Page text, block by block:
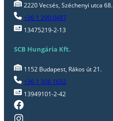
2220 Vecsés, Széchenyi utca 68.
+36 1 290 0487
13475219-2-13
SCB Hungária Kft.
1152 Budapest, Rákos út 21.
+36 1 306 1652
13949101-2-42